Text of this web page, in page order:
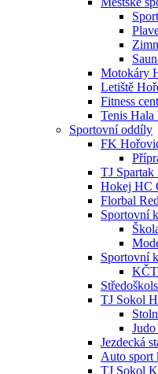
Motokáry
Letiště
Fitness
Tenis
Sportovní oddíly
FK
TJ Spartak
Hokej HC
Florbal
Sportovní
Sportovní
TJ Sokol
Jezdecká
Auto sport
TJ Sokol